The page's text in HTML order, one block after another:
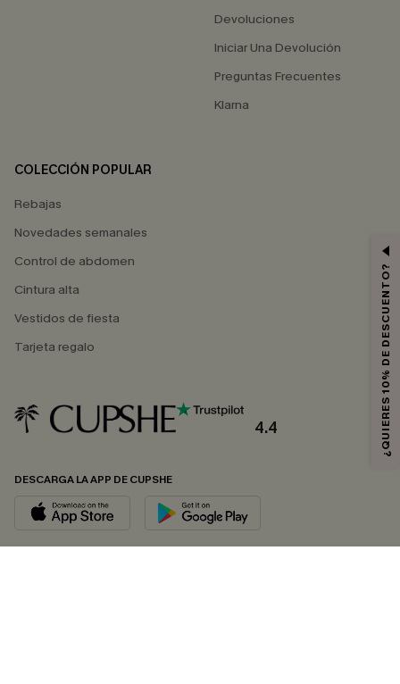
Devoluciones
Iniciar Una Devolución
Preguntas Frecuentes
Klarna
COLECCIÓN POPULAR
Rebajas
Novedades semanales
Control de abdomen
Cintura alta
Vestidos de fiesta
Tarjeta regalo
4.4
DESCARGA LA APP DE CUPSHE
¿QUIERES 10% DE DESCUENTO?